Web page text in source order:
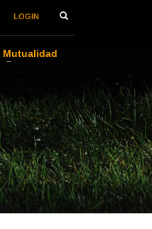
LOGIN
Mutualidad